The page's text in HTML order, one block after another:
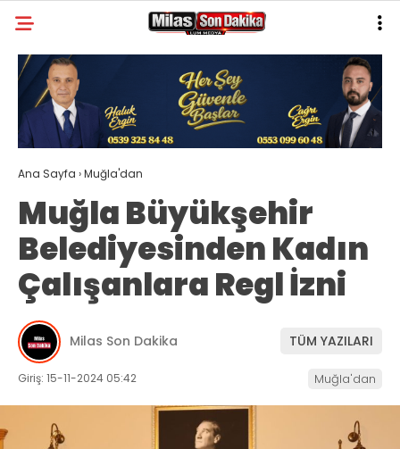
21.5
GALERİ YAZARLAR
MILAS
MUĞLA’DAN
ASAYIŞ
GÜNDEM
EKONOMI
SPOR
VEFAT
İLETIŞIM
Ana Sayfa ›Muğla'dan
Muğla Büyükşehir
Belediyesinden Kadın
Çalışanlara Regl İzni
Milas Son Dakika TÜM YAZILARI
Giriş: 15-11-2024 05:42 Muğla'dan